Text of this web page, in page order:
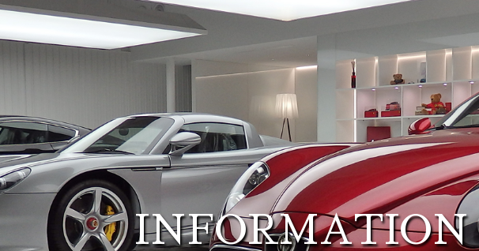
INFORMATION